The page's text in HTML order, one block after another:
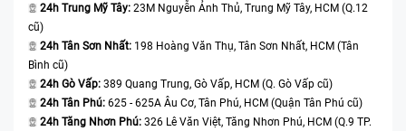
24h Trung Mỹ Tây: 23M Nguyễn Ảnh Thủ, Trung Mỹ Tây, HCM (Q.12
cũ)
24h Tân Sơn Nhất: 198 Hoàng Văn Thụ, Tân Sơn Nhất, HCM (Tân
Bình cũ)
24h Gò Vấp: 389 Quang Trung, Gò Vấp, HCM (Q. Gò Vấp cũ)
24h Tân Phú: 625 - 625A Âu Cơ, Tân Phú, HCM (Quận Tân Phú cũ)
24h Tăng Nhơn Phú: 326 Lê Văn Việt, Tăng Nhơn Phú, HCM (Q.9 TP.